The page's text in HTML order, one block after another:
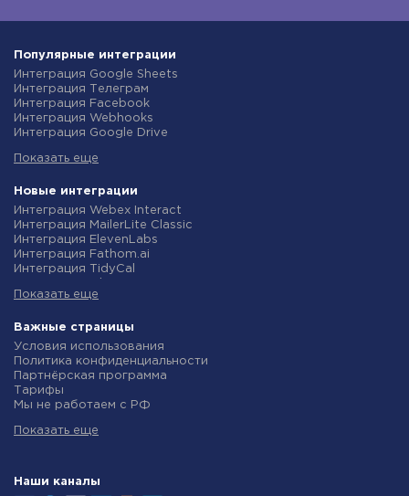
Популярные интеграции
Интеграция Google Sheets
Интеграция Телеграм
Интеграция Facebook
Интеграция Webhooks
Интеграция Google Drive
Интеграция Gmail
Интеграция Новая Почта
Интеграция Binotel
Интеграция OpenAI (ChatGPT)
Интеграция Prom
Интеграция Приват24
Интеграция OLX
Интеграция TurboSMS
Интеграция SendPulse
Интеграция Stream Telecom
Интеграция Google Analytics
Интеграция Creatio
Интеграция Ringostat
Интеграция Google Calendar
Интеграция Airtable
Интеграция RO App
Интеграция PrestaShop
Показать еще
Новые интеграции
Интеграция Webex Interact
Интеграция MailerLite Classic
Интеграция ElevenLabs
Интеграция Fathom.ai
Интеграция TidyCal
Интеграция Gist
Интеграция Straico
Интеграция Rows
Интеграция Firecrawl
Интеграция Binotel SmartCRM
Интеграция Perplexity AI
Интеграция Formbricks
Интеграция Getsitecontrol
Интеграция Anthropic (Claude)
Показать еще
Важные страницы
Условия использования
Политика конфиденциальности
Партнёрская программа
Тарифы
Мы не работаем с РФ
Индивидуальная разработка
Маркетинг
Показать еще
Наши каналы